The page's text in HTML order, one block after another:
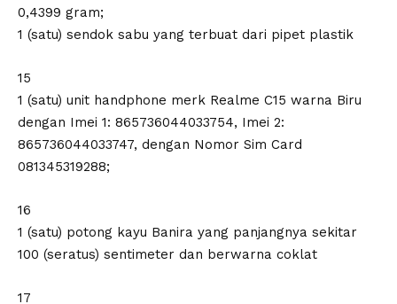
0,4399 gram;
1 (satu) sendok sabu yang terbuat dari pipet plastik
15
1 (satu) unit handphone merk Realme C15 warna Biru
dengan Imei 1: 865736044033754, Imei 2:
865736044033747, dengan Nomor Sim Card
081345319288;
16
1 (satu) potong kayu Banira yang panjangnya sekitar
100 (seratus) sentimeter dan berwarna coklat
17